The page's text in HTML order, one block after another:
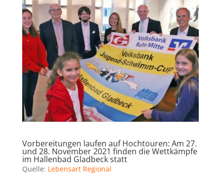
Vorbereitungen laufen auf Hochtouren: Am 27.
und 28. November 2021 finden die Wettkämpfe
im Hallenbad Gladbeck statt
Quelle: Lebensart Regional